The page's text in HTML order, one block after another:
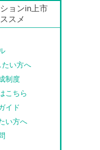
ョンin上市
スメ
たい方へ
制度
こちら
イド
い方へ